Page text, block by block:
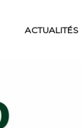
ACTUALITÉS